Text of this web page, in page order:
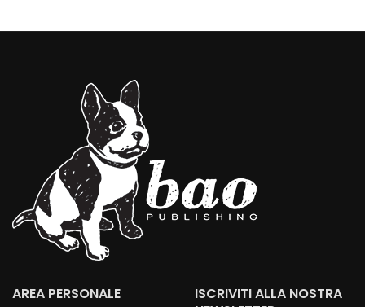
AREA PERSONALE
ISCRIVITI ALLA NOSTRA